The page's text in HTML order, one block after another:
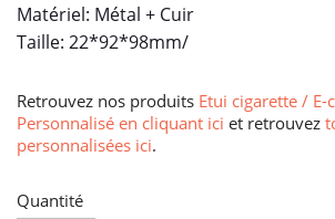
Matériel: Métal + Cuir
Taille: 22*92*98mm/
Retrouvez nos produits Etui cigarette / E-
Personnalisé en cliquant ici et retrouvez
personnalisées ici.
Quantité